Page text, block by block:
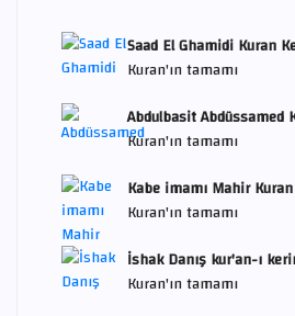
Saad El Ghamidi Kuran
Kuran'ın tamamı
Abdulbasit Abdüssamed
Kuran'ın tamamı
Kabe imamı Mahir
Kuran'ın tamamı
İshak Danış kur'an-ı
Kuran'ın tamamı